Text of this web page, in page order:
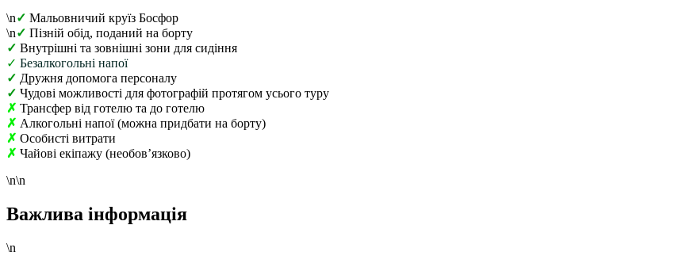
\n✓ Мальовничий круїз Босфор
\n✓ Пізній обід, поданий на борту
✓ Внутрішні та зовнішні зони для сидіння
✓ Безалкогольні напої
✓ Дружня допомога персоналу
✓ Чудові можливості для фотографій протягом усього туру
✗ Трансфер від готелю та до готелю
✗ Алкогольні напої (можна придбати на борту)
✗ Особисті витрати
✗ Чайові екіпажу (необов’язково)
\n\n
Важлива інформація
\n